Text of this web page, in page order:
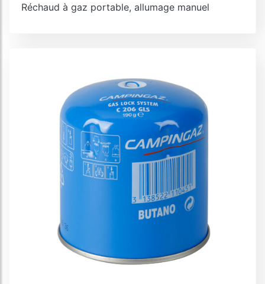
Réchaud à gaz portable, allumage manuel